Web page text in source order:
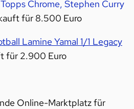
Chrome, Stephen Curry
für 8.500 Euro
Lamine Yamal 1/1 Legacy
für 2.900 Euro
Online-Marktplatz für